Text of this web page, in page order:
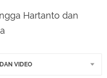
Hartanto dan
VIDEO